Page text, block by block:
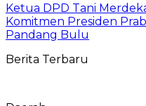
Ketua DPD Tani
Komitmen Presiden
Pandang Bulu
Berita Terbaru